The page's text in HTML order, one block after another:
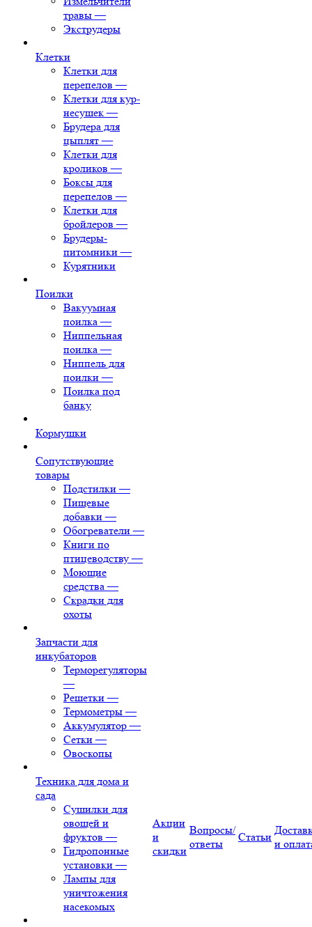
травы —
Экструдеры
Клетки
Клетки для
перепелов —
Клетки для кур-
несушек —
Брудера для
цыплят —
Клетки для
кроликов —
Боксы для
перепелов —
Клетки для
бройлеров —
Брудеры-
питомники —
Курятники
Поилки
Вакуумная
поилка —
Ниппельная
поилка —
Ниппель для
поилки —
Поилка под
банку
Кормушки
Сопутствующие
товары
Подстилки —
Пищевые
добавки —
Обогреватели —
Книги по
птицеводству —
Моющие
средства —
Скрадки для
охоты
Запчасти для
инкубаторов
Терморегуляторы
—
Решетки —
Термометры —
Аккумулятор —
Сетки —
Овоскопы
Техника для дома и
сада
Сушилки для
овощей и
фруктов —
Гидропонные
установки —
Лампы для
уничтожения
насекомых
Акции
и
скидки
Вопросы/
ответы
Статьи
и